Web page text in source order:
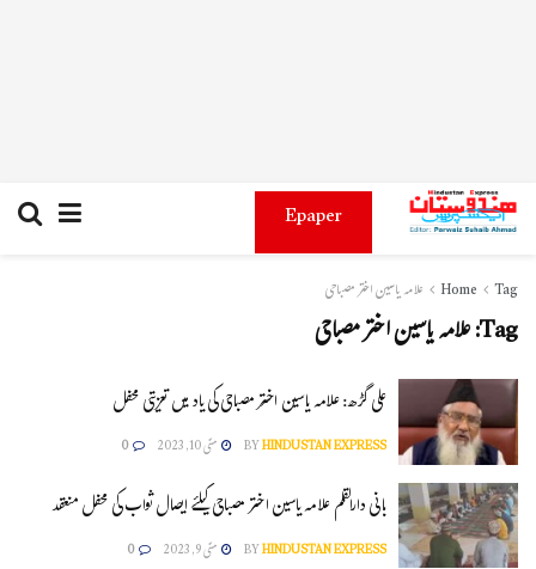
Epaper
Home Tag علامہ یاسین اختر مصباحی
Tag:علامہ یاسین اختر مصباحی
علی گڑھ: علامہ یاسین اختر مصباحی کی یاد میں تعزیتی محفل
BYHINDUSTAN EXPRESS مئی 10, 2023 0
بانی دارالقلم علامہ یاسین اختر مصباحی کیلئے ایصال ثواب کی محفل منعقد
BYHINDUSTAN EXPRESS مئی 9, 2023 0